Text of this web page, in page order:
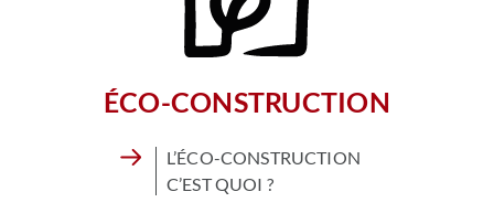
ÉCO-CONSTRUCTION
L’ÉCO-CONSTRUCTION
C’EST QUOI ?